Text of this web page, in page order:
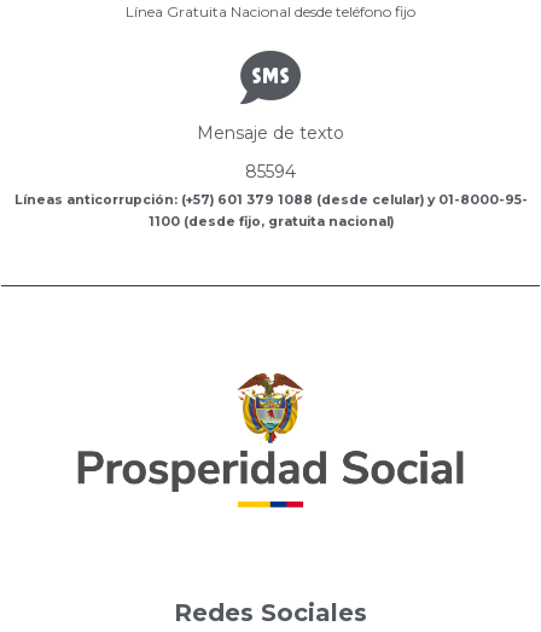
Línea Gratuita Nacional desde teléfono fijo
Mensaje de texto
85594
Líneas anticorrupción: (+57) 601 379 1088 (desde celular) y 01-8000-95-
1100 (desde fijo, gratuita nacional)
Redes Sociales